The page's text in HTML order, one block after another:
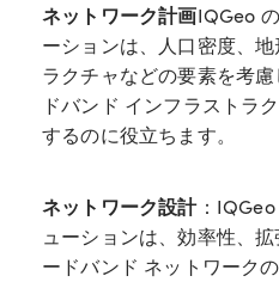
ネットワーク計画IQGeo
ーションは、人口密度、
ラクチャなどの要素を考
ドバンド インフラストラ
するのに役立ちます。
ネットワーク設計：IQGeo
ューションは、効率性、
ードバンド ネットワーク